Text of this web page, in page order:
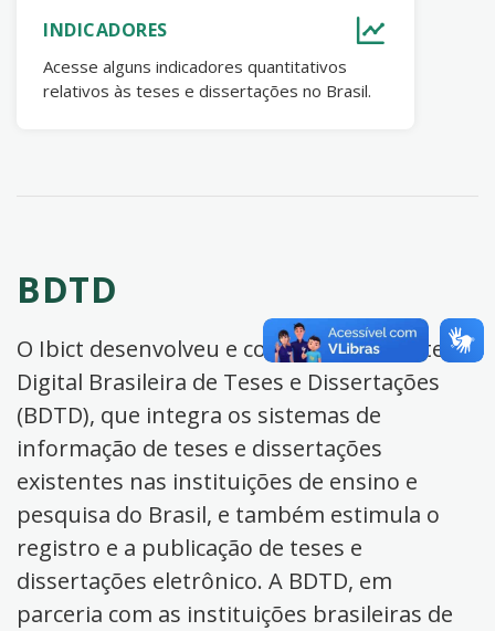
INDICADORES
Acesse alguns indicadores quantitativos
relativos às teses e dissertações no Brasil.
BDTD
O Ibict desenvolveu e coordena a Biblioteca
Digital Brasileira de Teses e Dissertações
(BDTD), que integra os sistemas de
informação de teses e dissertações
existentes nas instituições de ensino e
pesquisa do Brasil, e também estimula o
registro e a publicação de teses e
dissertações eletrônico. A BDTD, em
parceria com as instituições brasileiras de